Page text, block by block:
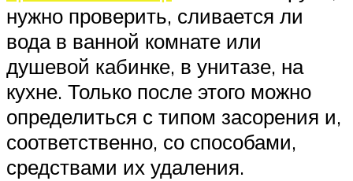
нужно проверить, сливается ли
вода в ванной комнате или
душевой кабинке, в унитазе, на
кухне. Только после этого можно
определиться с типом засорения и,
соответственно, со способами,
средствами их удаления.